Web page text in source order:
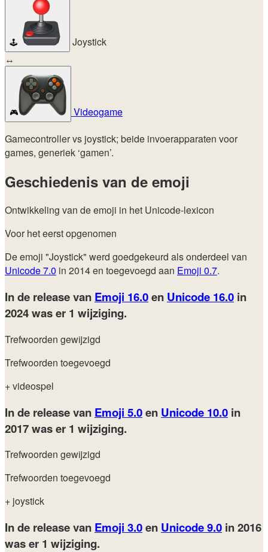
🕹️
Joystick
↔
🎮
Videogame
Gamecontroller vs joystick; beide invoerapparaten voor
games, generiek ‘gamen’.
Geschiedenis van de emoji
Ontwikkeling van de emoji in het Unicode-lexicon
Voor het eerst opgenomen
De emoji "Joystick" werd goedgekeurd als onderdeel van
Unicode 7.0 in 2014 en toegevoegd aan Emoji 0.7.
In de release van Emoji 16.0en Unicode 16.0 in
2024was er 1 wijziging.
Trefwoorden gewijzigd
Trefwoorden toegevoegd
+ videospel
In de release van Emoji 5.0en Unicode 10.0 in
2017was er 1 wijziging.
Trefwoorden gewijzigd
Trefwoorden toegevoegd
+ joystick
In de release van Emoji 3.0en Unicode 9.0 in 2016
was er 1 wijziging.